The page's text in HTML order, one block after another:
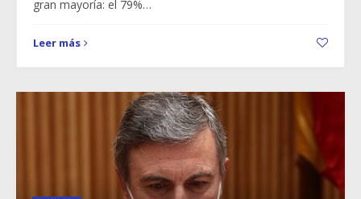
gran mayoría: el 79%…
Leer más